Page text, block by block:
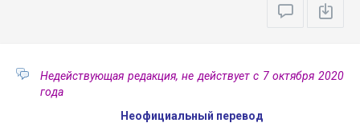
Недействующая редакция, не действует с 7 октября 2020
года
Неофициальный перевод